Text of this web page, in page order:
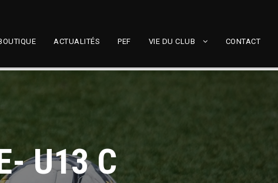
ACTUALITÉS PEF VIE DU CLUB CONTACT
U13 C